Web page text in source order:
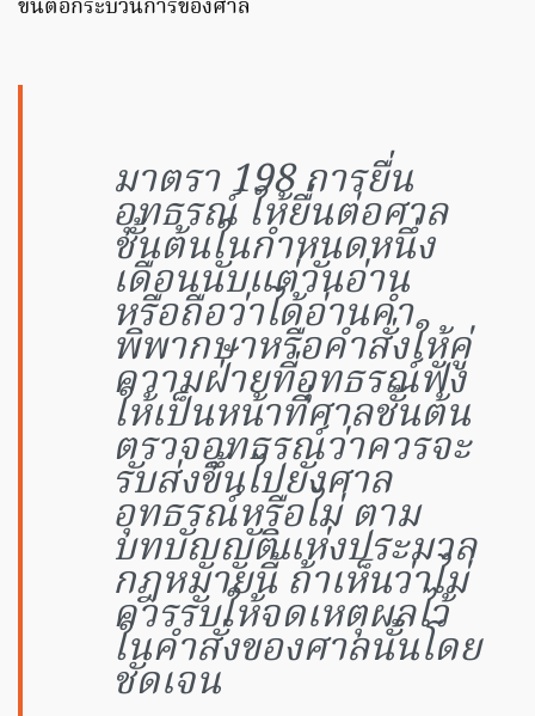
ขั้นต่อกระบวนการของศาล
มาตรา 198 การยื่น
อุทธรณ์ ให้ยื่นต่อศาล
ชั้นต้นในกำหนดหนึ่ง
เดือนนับแต่วันอ่าน
หรือถือว่าได้อ่านคำ
พิพากษาหรือคำสั่งให้คู่
ความฝ่ายที่อุทธรณ์ฟัง
ให้เป็นหน้าที่ศาลชั้นต้น
ตรวจอุทธรณ์ว่าควรจะ
รับส่งขึ้นไปยังศาล
อุทธรณ์หรือไม่ ตาม
บทบัญญัติแห่งประมวล
กฎหมายนี้ ถ้าเห็นว่าไม่
ควรรับให้จดเหตุผลไว้
ในคำสั่งของศาลนั้นโดย
ชัดเจน